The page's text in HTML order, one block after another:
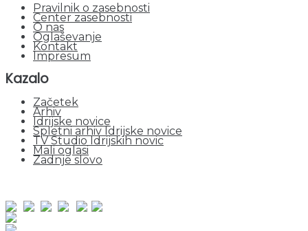
Pravilnik o zasebnosti
Center zasebnosti
O nas
Oglaševanje
Kontakt
Impresum
Kazalo
Začetek
Arhiv
Idrijske novice
Spletni arhiv Idrijske novice
TV Studio Idrijskih novic
Mali oglasi
Zadnje slovo